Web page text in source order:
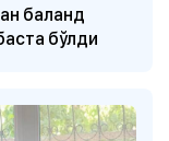
баланд
бўлди